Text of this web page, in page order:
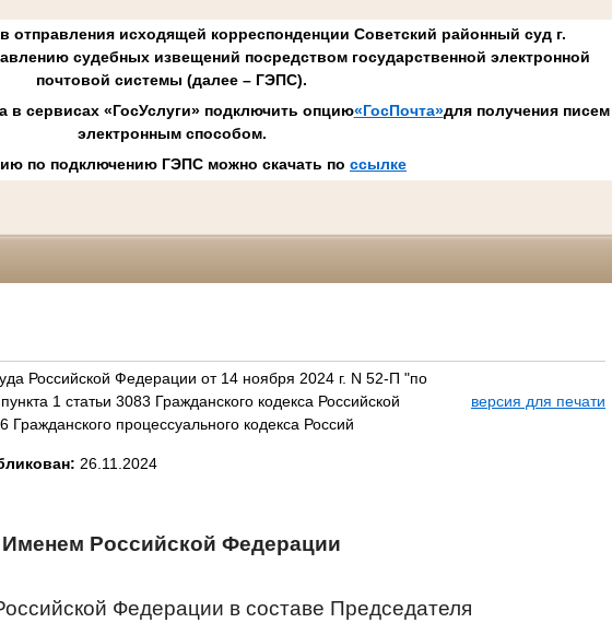
отправления исходящей корреспонденции Советский районный суд г.
судебных извещений посредством государственной электронной
почтовой системы (далее – ГЭПС).
в сервисах «ГосУслуги» подключить опцию«ГосПочта»для получения писем
электронным способом.
по подключению ГЭПС можно скачать по ссылке
Российской Федерации от 14 ноября 2024 г. N 52-П "по
1 статьи 3083 Гражданского кодекса Российской
Гражданского процессуального кодекса Россий
версия для печати
26.11.2024
Именем Российской Федерации
Федерации в составе Председателя